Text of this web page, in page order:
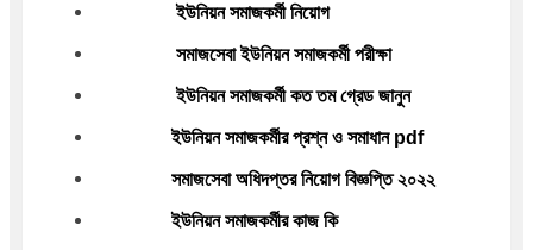
ইউনিয়ন সমাজকর্মী নিয়োগ
সমাজসেবা ইউনিয়ন সমাজকর্মী পরীক্ষা
ইউনিয়ন সমাজকর্মী কত তম গ্রেড জানুন
ইউনিয়ন সমাজকর্মীর প্রশ্ন ও সমাধান pdf
সমাজসেবা অধিদপ্তর নিয়োগ বিজ্ঞপ্তি ২০২২
ইউনিয়ন সমাজকর্মীর কাজ কি